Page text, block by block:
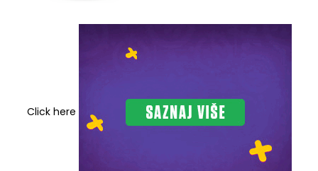
Click here